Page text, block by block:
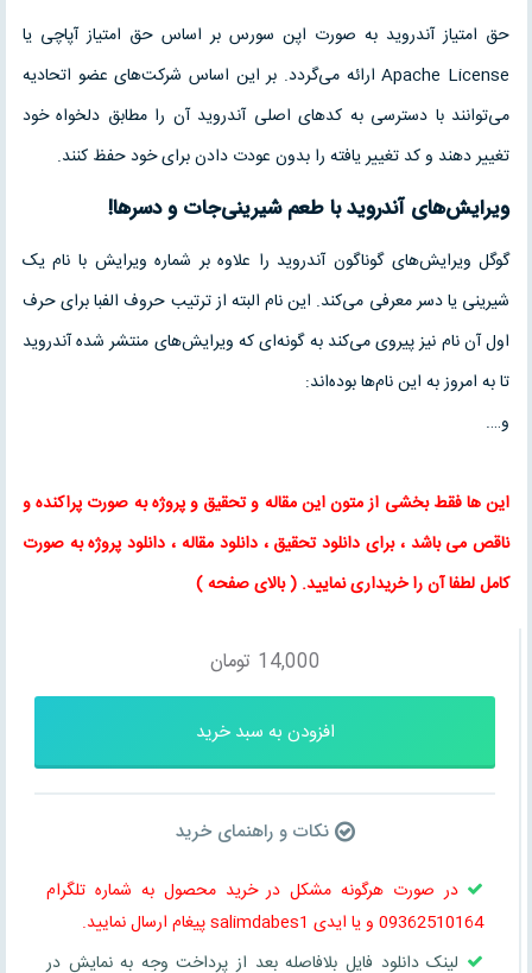
حق امتیاز آندروید به صورت اپن سورس بر اساس حق امتیاز آپاچی یا
Apache License ارائه می‌گردد. بر این اساس شرکت‌های عضو اتحادیه
می‌توانند با دسترسی به کدهای اصلی آندروید آن را مطابق دلخواه خود
تغییر دهند و کد تغییر یافته را بدون عودت دادن برای خود حفظ کنند.
ویرایش‌های آندروید با طعم شیرینی‌جات و دسرها!
گوگل ویرایش‌های گوناگون آندروید را علاوه بر شماره ویرایش با نام یک
شیرینی یا دسر معرفی می‌کند. این نام البته از ترتیب حروف الفبا برای حرف
اول آن نام نیز پیروی می‌کند به گونه‌ای که ویرایش‌های منتشر شده آندروید
تا به امروز به این نام‌ها بوده‌اند:
و….
این ها فقط بخشی از متون اینمقاله وتحقیق و پروژه به صورت پراکنده و
ناقص می باشد ، برای دانلود تحقیق ،دانلود مقاله ، دانلود پروژه به صورت
کامل لطفا آن را خریداری نمایید. (بالای صفحه)
14,000 تومان
افزودن به سبد خرید
نکات و راهنمای خرید
در صورت هرگونه مشکل در خرید محصول به شماره تلگرام
09362510164 و یا ایدی salimdabes1 پیغام ارسال نمایید.
لینک دانلود فایل بلافاصله بعد از پرداخت وجه به نمایش در